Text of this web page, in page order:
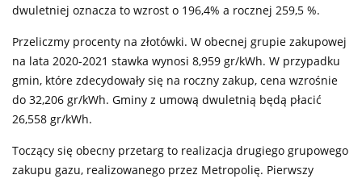
dwuletniej oznacza to wzrost o 196,4% a rocznej 259,5 %.
Przeliczmy procenty na złotówki. W obecnej grupie zakupowej
na lata 2020-2021 stawka wynosi 8,959 gr/kWh. W przypadku
gmin, które zdecydowały się na roczny zakup, cena wzrośnie
do 32,206 gr/kWh. Gminy z umową dwuletnią będą płacić
26,558 gr/kWh.
Toczący się obecny przetarg to realizacja drugiego grupowego
zakupu gazu, realizowanego przez Metropolię. Pierwszy